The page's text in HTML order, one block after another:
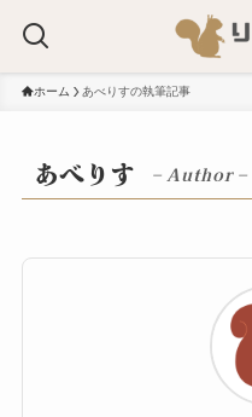
ホーム あべりすの執筆記事
あべりす – Author –